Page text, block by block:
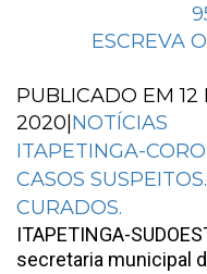
ESCREVA
PUBLICADO EM
2020 NOTÍCIAS
ITAPETINGA-
CASOS
CURADOS.
ITAPETINGA-
secretaria municipal